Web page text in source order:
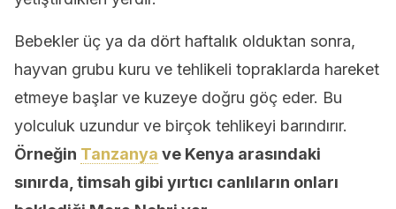
Bebekler üç ya da dört haftalık olduktan sonra,
hayvan grubu kuru ve tehlikeli topraklarda hareket
etmeye başlar ve kuzeye doğru göç eder. Bu
yolculuk uzundur ve birçok tehlikeyi barındırır.
Örneğin Tanzanya ve Kenya arasındaki
sınırda, timsah gibi yırtıcı canlıların onları